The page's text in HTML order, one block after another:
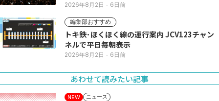
2026年8月2日 - 6日前
編集部おすすめ
トキ鉄･ほくほく線の運行案内 JCV123チャン
ネルで平日毎朝表示
2026年8月2日 - 6日前
あわせて読みたい記事
NEW ニュース